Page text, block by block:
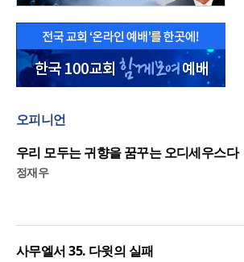
오피니언
우리 모두는 귀향을 꿈꾸는 오디세우스다
정재우
사무엘서 35. 다윗의 실패